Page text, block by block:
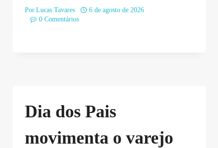
Por Lucas Tavares
6 de agosto de 2026
0 Comentários
Dia dos Pais
movimenta o varejo